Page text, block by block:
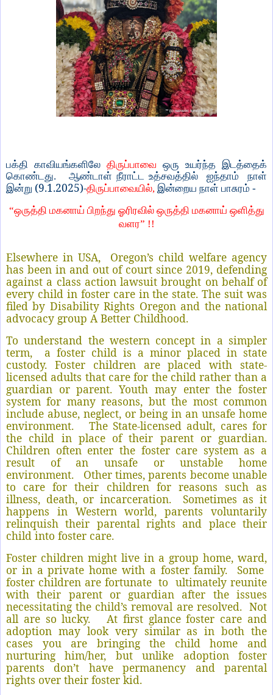
பக்தி காவியங்களிலே திருப்பாவை ஒரு உயர்ந்த இடத்தைக்
கொண்டது. ஆண்டாள் நீராட்ட உத்சவத்தில் ஐந்தாம் நாள்
இன்று (9.1.2025)-திருப்பாவையில், இன்றைய நாள் பாசுரம் -
“ஒருத்தி மகனாய் பிறந்து ஓரிரவில் ஒருத்தி மகனாய் ஒளித்து
வளர” !!
Elsewhere in USA, Oregon’s child welfare agency
has been in and out of court since 2019, defending
against a class action lawsuit brought on behalf of
every child in foster care in the state. The suit was
filed by Disability Rights Oregon and the national
advocacy group A Better Childhood.
To understand the western concept in a simpler
term, a foster child is a minor placed in state
custody. Foster children are placed with state-
licensed adults that care for the child rather than a
guardian or parent. Youth may enter the foster
system for many reasons, but the most common
include abuse, neglect, or being in an unsafe home
environment. The State-licensed adult, cares for
the child in place of their parent or guardian.
Children often enter the foster care system as a
result of an unsafe or unstable home
environment. Other times, parents become unable
to care for their children for reasons such as
illness, death, or incarceration. Sometimes as it
happens in Western world, parents voluntarily
relinquish their parental rights and place their
child into foster care.
Foster children might live in a group home, ward,
or in a private home with a foster family. Some
foster children are fortunate to ultimately reunite
with their parent or guardian after the issues
necessitating the child’s removal are resolved. Not
all are so lucky. At first glance foster care and
adoption may look very similar as in both the
cases you are bringing the child home and
nurturing him/her, but unlike adoption foster
parents don’t have permanency and parental
rights over their foster kid.